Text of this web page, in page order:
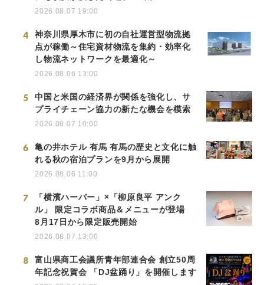
2026.08.07 19:00
4
神奈川県厚木市に初の自社運営型物流拠
点が稼働～住宅資材物流を集約・効率化
し物流ネットワークを最適化～
2026.08.06 13:00
5
中国と米国の経済界が関係を強化し、サ
プライチェーン協力の新たな機会を模索
2026.08.07 10:00
6
亀の井ホテル 有馬 有馬の歴史と文化に触
れる秋の宿泊プランを9月から展開
2026.08.06 11:00
7
「横濱ハーバー」×「柳原良平 アンク
ル」 限定コラボ商品＆メニューが登場
8月17日から限定販売開始
2026.08.07 13:00
8
富山県商工会議所青年部連合会 創立50周
年記念祝賀会 「DJ盆踊り」を開催します